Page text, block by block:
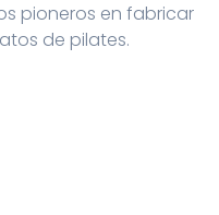
pioneros en fabricar
de pilates.